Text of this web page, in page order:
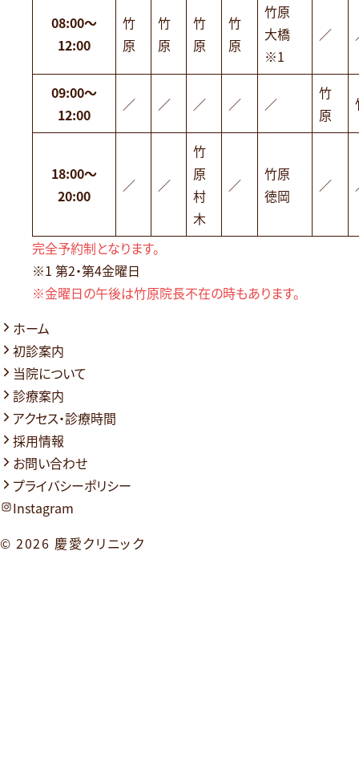
08:00～
12:00
竹
原
竹
原
竹
原
竹
原
竹原
大橋
※1
／
09:00～
12:00
／ ／ ／ ／ ／
竹
原
18:00〜
20:00
／ ／
竹
原
村
木
／
竹原
徳岡
／
完全予約制となります。
※1 第2・第4金曜日
※金曜日の午後は竹原院長不在の時もあります。
ホーム
初診案内
当院について
診療案内
アクセス・診療時間
採用情報
お問い合わせ
プライバシーポリシー
Instagram
© 2026 慶愛クリニック